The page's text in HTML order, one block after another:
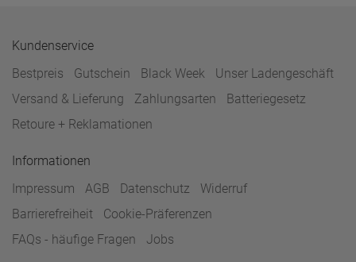
Kundenservice
Bestpreis
Gutschein Black Week
Unser Ladengeschäft
Versand & Lieferung
Zahlungsarten
Batteriegesetz
Retoure + Reklamationen
Informationen
Impressum
AGB Datenschutz
Widerruf
Barrierefreiheit
Cookie-Präferenzen
FAQs - häufige Fragen
Jobs